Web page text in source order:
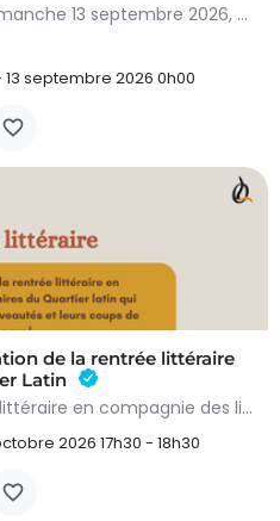
Samedi 12 septembre et dimanche 13 septembre 2026, plongez dans l'histoire fascinante du cheval à…
septembre 2026 0h00
de la rentrée littéraire
Latin
Venez découvrir la rentrée littéraire en compagnie des libraires du Quartier latin qui présenteront les…
2026 17h30 - 18h30